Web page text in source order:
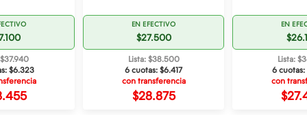
$6.417
EN EFECTIVO
$26.100
Lista: $36.540
6 cuotas: $6.090
con transferencia
$27.405
EN
Lista:
6 cuotas:
con